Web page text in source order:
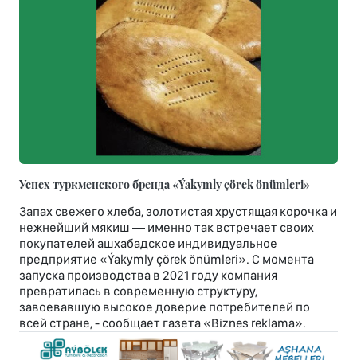
Успех туркменского бренда «Ýakymly çörek önümleri»
Запах свежего хлеба, золотистая хрустящая корочка и
нежнейший мякиш — именно так встречает своих
покупателей ашхабадское индивидуальное
предприятие «Ýakymly çörek önümleri». С момента
запуска производства в 2021 году компания
превратилась в современную структуру,
завоевавшую высокое доверие потребителей по
всей стране, - сообщает газета «Biznes reklama».